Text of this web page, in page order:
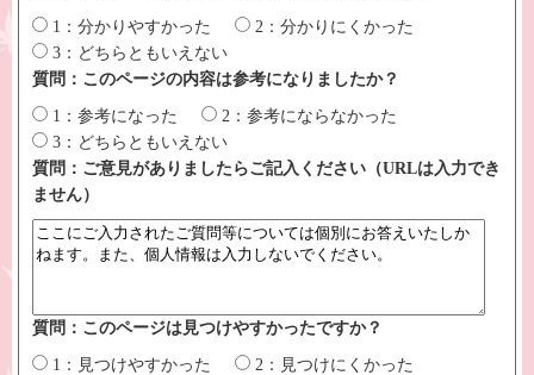
1：分かりやすかった
2：分かりにくかった
3：どちらともいえない
質問：このページの内容は参考になりましたか？
1：参考になった
2：参考にならなかった
3：どちらともいえない
質問：ご意見がありましたらご記入ください（URLは入力でき
ません）
質問：このページは見つけやすかったですか？
1：見つけやすかった
2：見つけにくかった